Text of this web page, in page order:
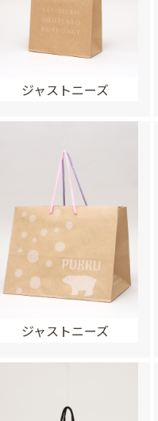
ジャストニーズ
ジャストニーズ